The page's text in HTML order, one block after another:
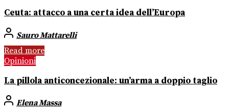
Ceuta: attacco a una certa idea dell’Europa
Sauro Mattarelli
Read more
Opinioni
La pillola anticoncezionale: un’arma a doppio taglio
Elena Massa